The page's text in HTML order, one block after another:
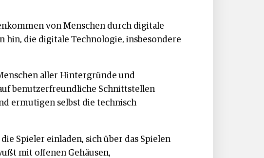
von Menschen durch digitale
hin, die digitale Technologie, insbesondere
aller Hintergründe und
benutzerfreundliche Schnittstellen
ermutigen selbst die technisch
Spieler einladen, sich über das Spielen
mit offenen Gehäusen,